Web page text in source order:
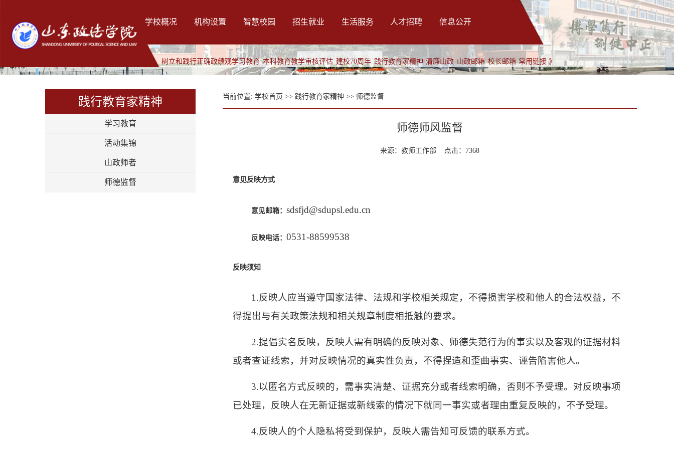
学校概况 机构设置 智慧校园 招生就业 生活服务 人才招聘 信息公开
树立和践行正确政绩观学习教育 本科教育教学审核评估 建校70周年 践行教育家精神 清廉山政 山政邮箱 校长邮箱 常用链接 》
践行教育家精神
学习教育
活动集锦
山政师者
师德监督
当前位置: 学校首页 >> 践行教育家精神 >> 师德监督
师德师风监督
来源：教师工作部 点击： 7368
意见反映方式
意见邮箱：sdsfjd@sdupsl.edu.cn
反映电话：0531-88599538
反映须知
1.反映人应当遵守国家法律、法规和学校相关规定，不得损害学校和他人的合法权益，不
得提出与有关政策法规和相关规章制度相抵触的要求。
2.提倡实名反映，反映人需有明确的反映对象、师德失范行为的事实以及客观的证据材料
或者查证线索，并对反映情况的真实性负责，不得捏造和歪曲事实、诬告陷害他人。
3.以匿名方式反映的，需事实清楚、证据充分或者线索明确，否则不予受理。对反映事项
已处理，反映人在无新证据或新线索的情况下就同一事实或者理由重复反映的，不予受理。
4.反映人的个人隐私将受到保护，反映人需告知可反馈的联系方式。